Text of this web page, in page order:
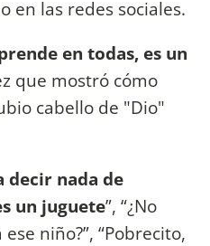
en las redes sociales.
en todas, es un
que mostró cómo
cabello de "Dio"
decir nada de
un juguete”, “¿No
niño?”, “Pobrecito,